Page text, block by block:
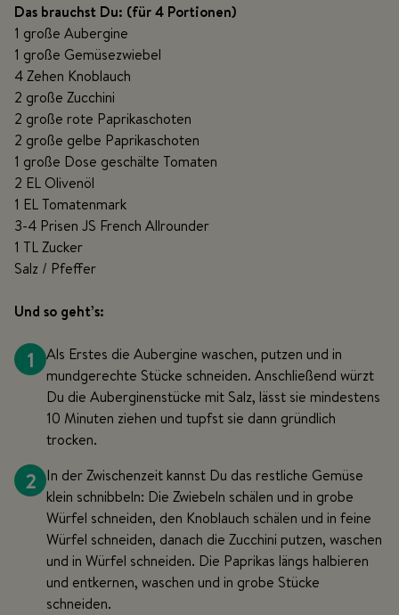
Das brauchst Du: (für 4 Portionen)
1 große Aubergine
1 große Gemüsezwiebel
4 Zehen Knoblauch
2 große Zucchini
2 große rote Paprikaschoten
2 große gelbe Paprikaschoten
1 große Dose geschälte Tomaten
2 EL Olivenöl
1 EL Tomatenmark
3-4 Prisen JS French Allrounder
1 TL Zucker
Salz / Pfeffer
Und so geht’s:
1
Als Erstes die Aubergine waschen, putzen und in
mundgerechte Stücke schneiden. Anschließend würzt
Du die Auberginenstücke mit Salz, lässt sie mindestens
10 Minuten ziehen und tupfst sie dann gründlich
trocken.
2
In der Zwischenzeit kannst Du das restliche Gemüse
klein schnibbeln: Die Zwiebeln schälen und in grobe
Würfel schneiden, den Knoblauch schälen und in feine
Würfel schneiden, danach die Zucchini putzen, waschen
und in Würfel schneiden. Die Paprikas längs halbieren
und entkernen, waschen und in grobe Stücke
schneiden.